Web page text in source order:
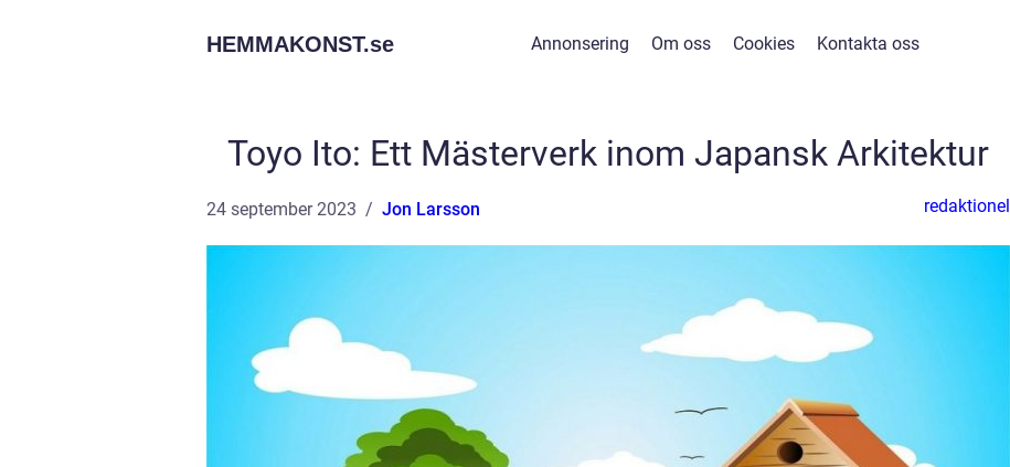
HEMMAKONST.se Annonsering Om oss Cookies Kontakta oss
Toyo Ito: Ett Mästerverk inom Japansk Arkitektur
24 september 2023 Jon Larsson redaktionel